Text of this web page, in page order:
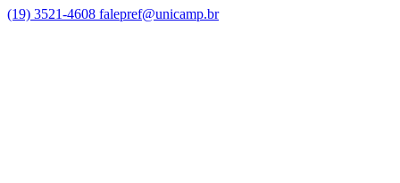
(19) 3521-4608 falepref@unicamp.br